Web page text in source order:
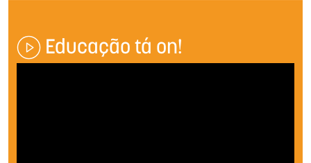
Educação tá on!